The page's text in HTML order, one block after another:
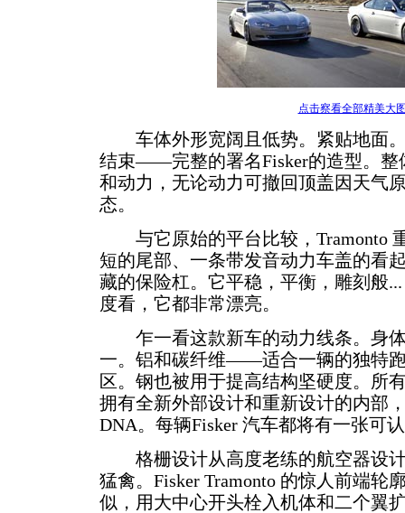
点击察看全部精美大
车体外形宽阔且低势。紧贴地面。
结束——完整的署名Fisker的造型。整
和动力，无论动力可撤回顶盖因天气
态。
与它原始的平台比较，Tramonto
短的尾部、一条带发音动力车盖的看
藏的保险杠。它平稳，平衡，雕刻般
度看，它都非常漂亮。
乍一看这款新车的动力线条。身体
一。铝和碳纤维——适合一辆的独特
区。钢也被用于提高结构坚硬度。所
拥有全新外部设计和重新设计的内部
DNA。每辆Fisker 汽车都将有一张可
格栅设计从高度老练的航空器设计
猛禽。Fisker Tramonto 的惊人前端轮
似，用大中心开头栓入机体和二个翼